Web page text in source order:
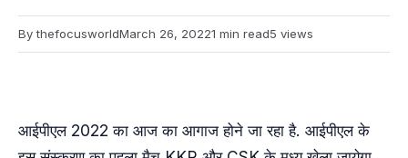
By thefocusworldMarch 26, 20221 min read5 views
आईपीएल 2022 का आज का आगाज होने जा रहा है. आईपीएल के